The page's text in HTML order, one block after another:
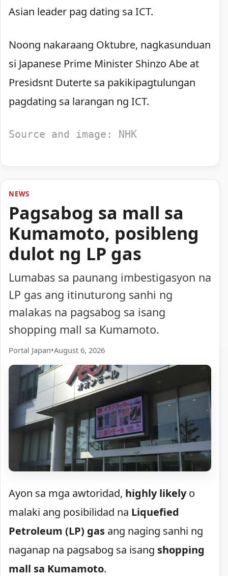
Asian leader pag dating sa ICT.
Noong nakaraang Oktubre, nagkasunduan
si Japanese Prime Minister Shinzo Abe at
Presidsnt Duterte sa pakikipagtulungan
pagdating sa larangan ng ICT.
Source and image: NHK
NEWS
Pagsabog sa mall sa
Kumamoto, posibleng
dulot ng LP gas
Lumabas sa paunang imbestigasyon na
LP gas ang itinuturong sanhi ng
malakas na pagsabog sa isang
shopping mall sa Kumamoto.
Portal Japan•August 6, 2026
Ayon sa mga awtoridad, highly likelyo
malaki ang posibilidad na Liquefied
Petroleum (LP) gas ang naging sanhi ng
naganap na pagsabog sa isang shopping
mall sa Kumamoto.